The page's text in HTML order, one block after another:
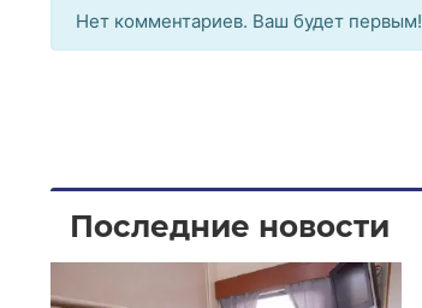
Нет комментариев. Ваш будет первым!
Последние новости